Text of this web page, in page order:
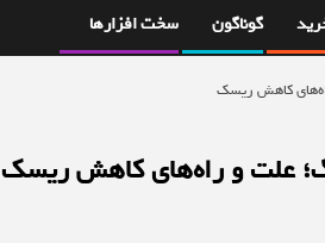
گوناگون سخت افزارها
کاهش ریسک
علت و راه‌های کاهش ریسک